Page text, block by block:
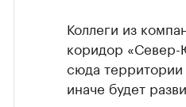
Коллеги из
коридор
сюда территории
иначе будет